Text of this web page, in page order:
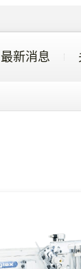
最新消息